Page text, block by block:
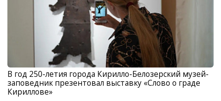
В год 250-летия города Кирилло-Белозерский музей-
заповедник презентовал выставку «Слово о граде
Кириллове»